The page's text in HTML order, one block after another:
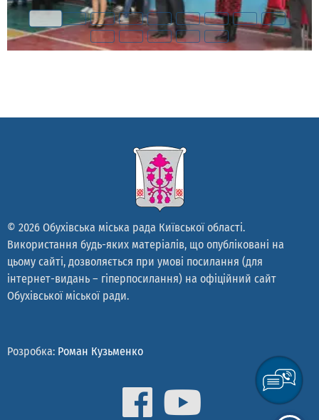
© 2026 Обухівська міська рада Київської області.
Використання будь-яких матеріалів, що опубліковані на
цьому сайті, дозволяється при умові посилання (для
інтернет-видань – гіперпосилання) на офіційний сайт
Обухівської міської ради.
Розробка: Роман Кузьменко